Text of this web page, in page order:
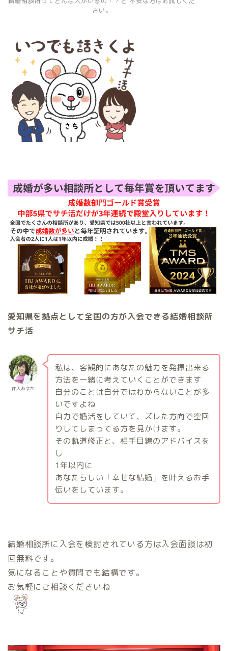
さい。
愛知県を拠点として全国の方が入会できる結婚相談所
サチ活
仲人あすか
私は、客観的にあなたの魅力を発揮出来る
方法を一緒に考えていくことができます
自分のことは自分ではわからないことが多
いですよね
自力で婚活をしていて、ズレた方向で空回
りしてしまってる方を見かけます。
その軌道修正と、相手目線のアドバイスを
し
1 年以内に
あなたらしい「幸せな結婚」を叶えるお手
伝いをしています。
結婚相談所に入会を検討されている方は入会面談は初
回無料です。
気になることや質問でも結構です。
お気軽にご相談くださいね